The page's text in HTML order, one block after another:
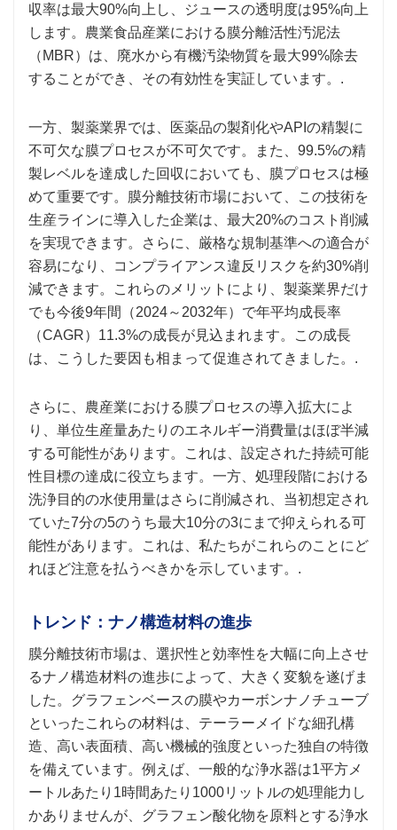
収率は最大90%向上し、ジュースの透明度は95%向上
します。農業食品産業における膜分離活性汚泥法
（MBR）は、廃水から有機汚染物質を最大99%除去
することができ、その有効性を実証しています。.
一方、製薬業界では、医薬品の製剤化やAPIの精製に
不可欠な膜プロセスが不可欠です。また、99.5%の精
製レベルを達成した回収においても、膜プロセスは極
めて重要です。膜分離技術市場において、この技術を
生産ラインに導入した企業は、最大20%のコスト削減
を実現できます。さらに、厳格な規制基準への適合が
容易になり、コンプライアンス違反リスクを約30%削
減できます。これらのメリットにより、製薬業界だけ
でも今後9年間（2024～2032年）で年平均成長率
（CAGR）11.3%の成長が見込まれます。この成長
は、こうした要因も相まって促進されてきました。.
さらに、農産業における膜プロセスの導入拡大によ
り、単位生産量あたりのエネルギー消費量はほぼ半減
する可能性があります。これは、設定された持続可能
性目標の達成に役立ちます。一方、処理段階における
洗浄目的の水使用量はさらに削減され、当初想定され
ていた7分の5のうち最大10分の3にまで抑えられる可
能性があります。これは、私たちがこれらのことにど
れほど注意を払うべきかを示しています。.
トレンド：ナノ構造材料の進歩
膜分離技術市場は、選択性と効率性を大幅に向上させ
るナノ構造材料の進歩によって、大きく変貌を遂げま
した。グラフェンベースの膜やカーボンナノチューブ
といったこれらの材料は、テーラーメイドな細孔構
造、高い表面積、高い機械的強度といった独自の特徴
を備えています。例えば、一般的な浄水器は1平方メ
ートルあたり1時間あたり1000リットルの処理能力し
かありませんが、グラフェン酸化物を原料とする浄水